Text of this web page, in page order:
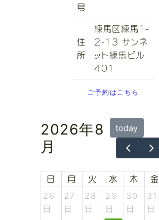
号
住
所
練馬区練馬1-
2-13 サンネ
ット練馬ビル
401
ご予約はこちら
2026年8
月
today
日 月 火 水 木 金
26
日
27
日
28
日
29
日
30
日
31
日